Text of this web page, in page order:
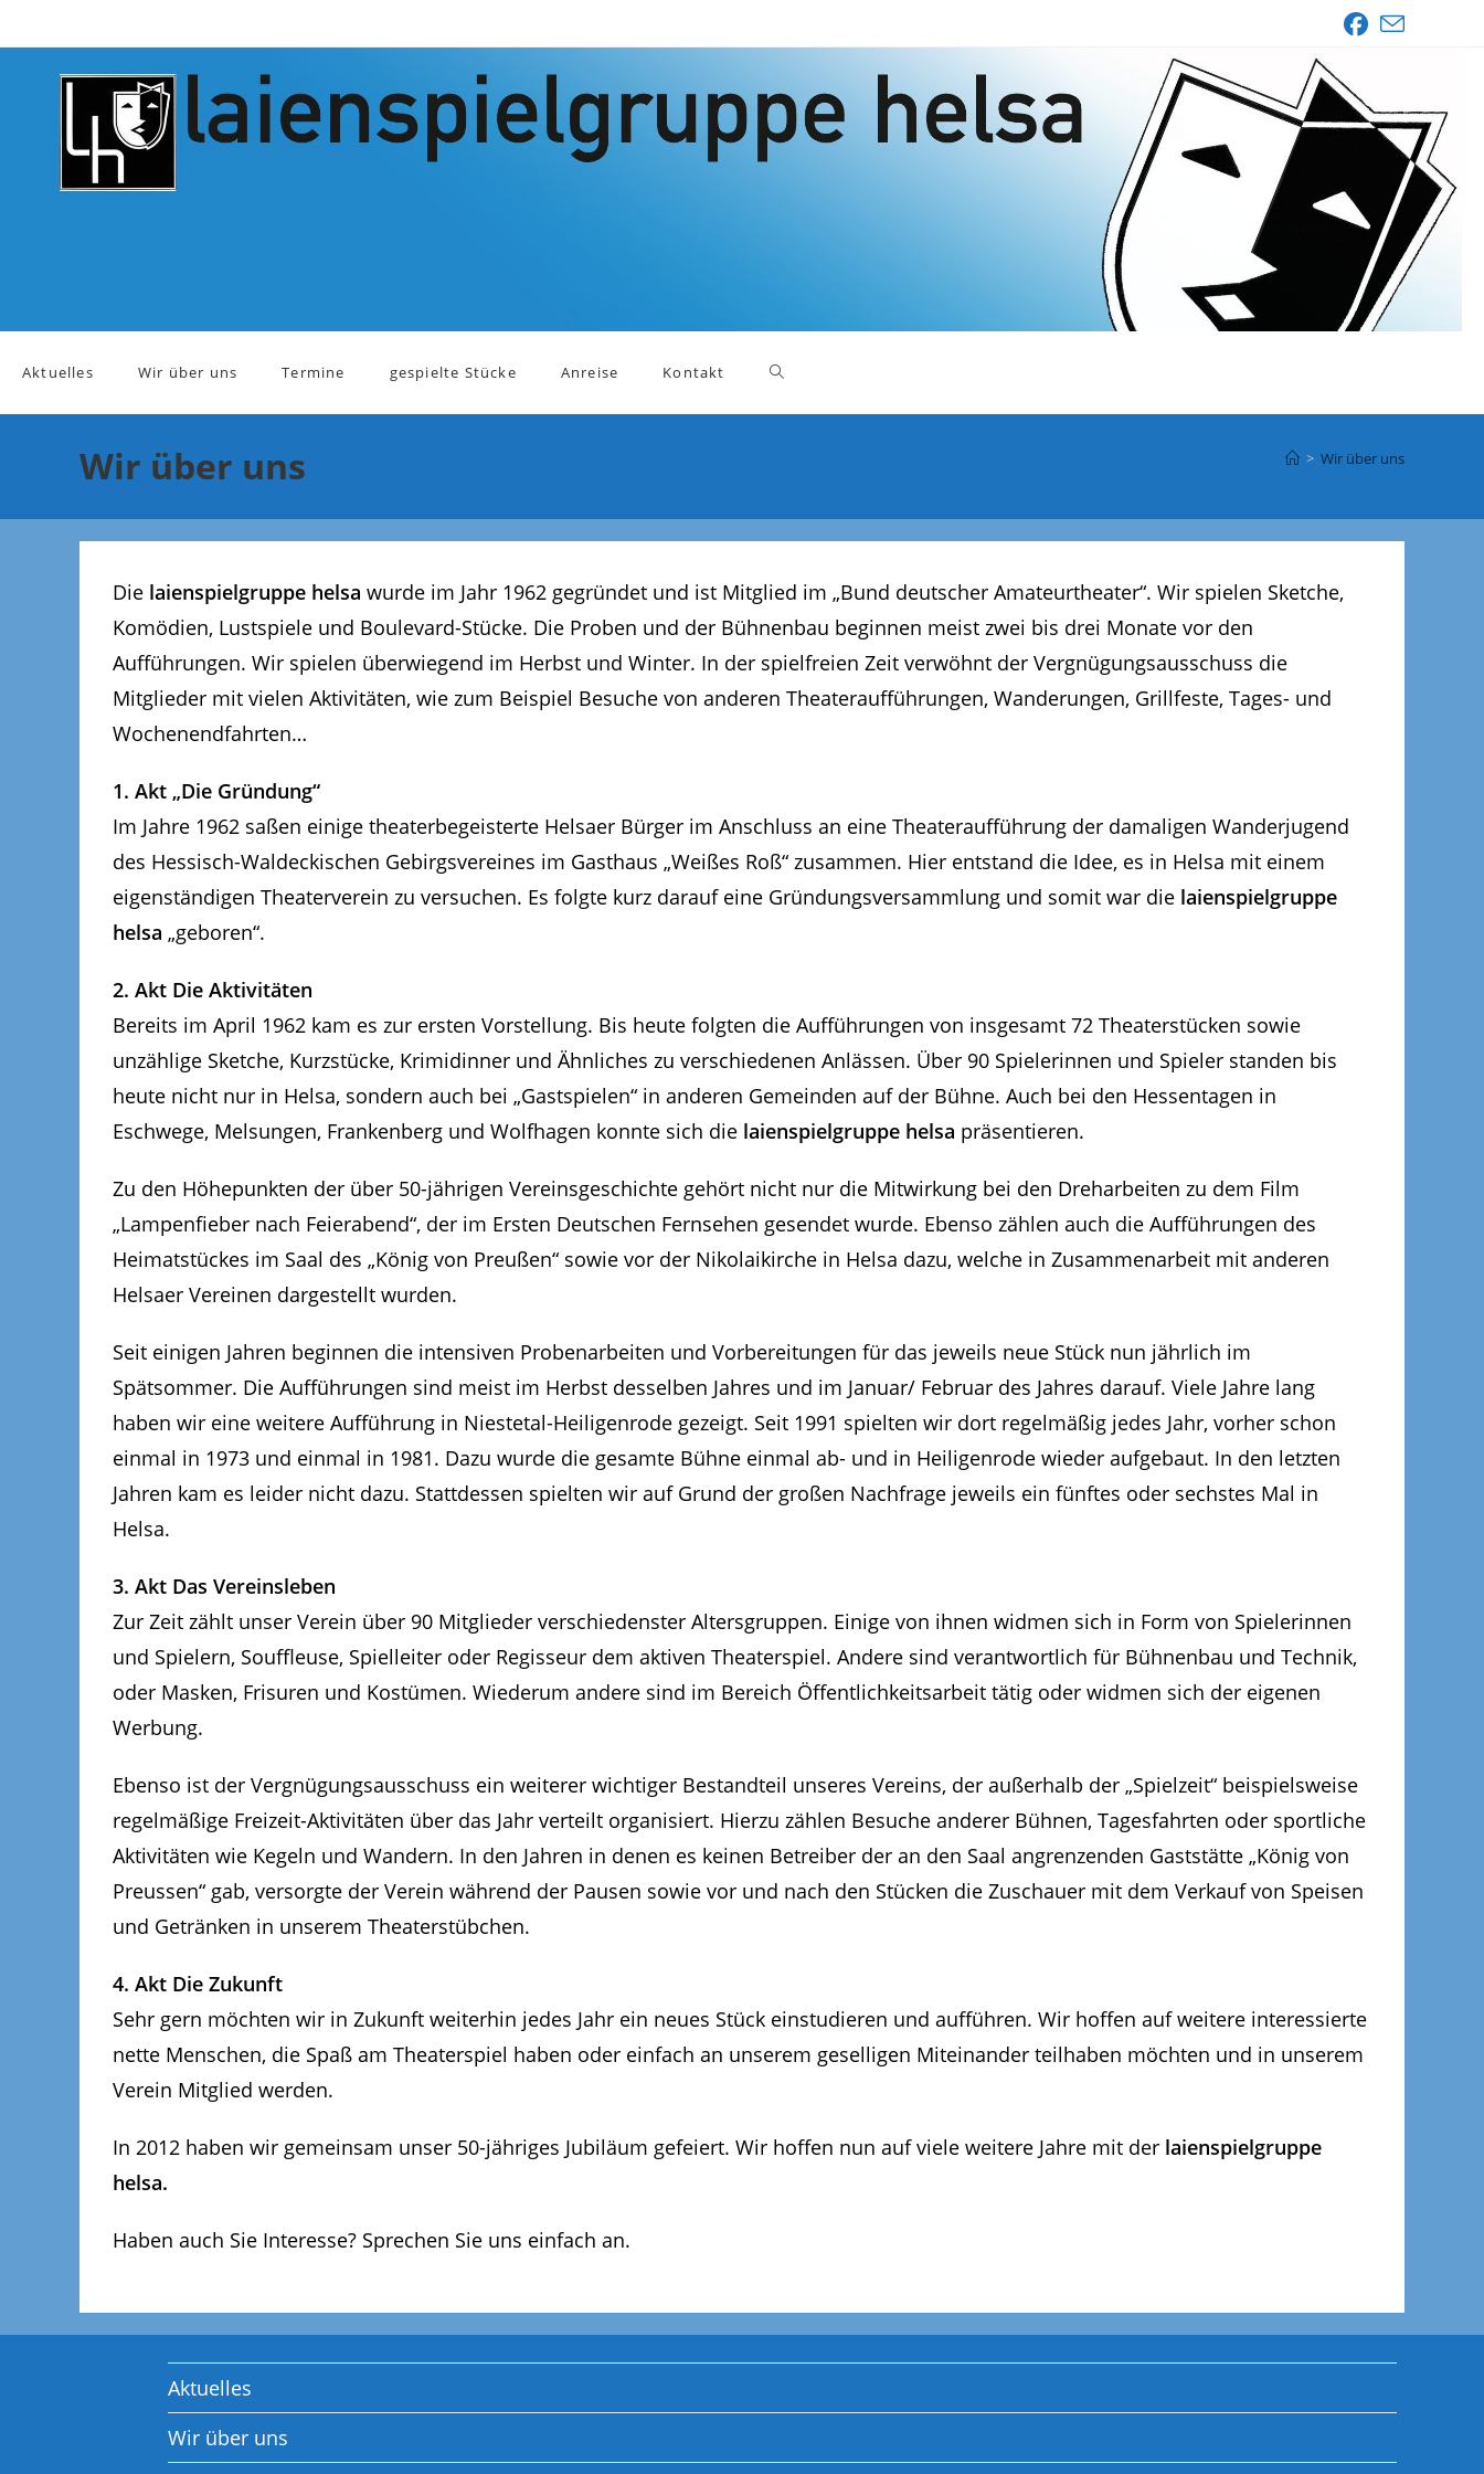
springen
Aktuelles Wir über uns Termine gespielte Stücke Anreise Kontakt Website-
Wir über uns > Wir über uns
Die laienspielgruppe helsa wurde im Jahr 1962 gegründet und ist Mitglied im „Bund deutscher Amateurtheater“. Wir spielen Sketche,
Komödien, Lustspiele und Boulevard-Stücke. Die Proben und der Bühnenbau beginnen meist zwei bis drei Monate vor den
Aufführungen. Wir spielen überwiegend im Herbst und Winter. In der spielfreien Zeit verwöhnt der Vergnügungsausschuss die
Mitglieder mit vielen Aktivitäten, wie zum Beispiel Besuche von anderen Theateraufführungen, Wanderungen, Grillfeste, Tages- und
Wochenendfahrten…
1. Akt „Die Gründung“
Im Jahre 1962 saßen einige theaterbegeisterte Helsaer Bürger im Anschluss an eine Theateraufführung der damaligen Wanderjugend
des Hessisch-Waldeckischen Gebirgsvereines im Gasthaus „Weißes Roß“ zusammen. Hier entstand die Idee, es in Helsa mit einem
eigenständigen Theaterverein zu versuchen. Es folgte kurz darauf eine Gründungsversammlung und somit war die laienspielgruppe
helsa „geboren“.
2. Akt Die Aktivitäten
Bereits im April 1962 kam es zur ersten Vorstellung. Bis heute folgten die Aufführungen von insgesamt 72 Theaterstücken sowie
unzählige Sketche, Kurzstücke, Krimidinner und Ähnliches zu verschiedenen Anlässen. Über 90 Spielerinnen und Spieler standen bis
heute nicht nur in Helsa, sondern auch bei „Gastspielen“ in anderen Gemeinden auf der Bühne. Auch bei den Hessentagen in
Eschwege, Melsungen, Frankenberg und Wolfhagen konnte sich die laienspielgruppe helsa präsentieren.
Zu den Höhepunkten der über 50-jährigen Vereinsgeschichte gehört nicht nur die Mitwirkung bei den Dreharbeiten zu dem Film
„Lampenfieber nach Feierabend“, der im Ersten Deutschen Fernsehen gesendet wurde. Ebenso zählen auch die Aufführungen des
Heimatstückes im Saal des „König von Preußen“ sowie vor der Nikolaikirche in Helsa dazu, welche in Zusammenarbeit mit anderen
Helsaer Vereinen dargestellt wurden.
Seit einigen Jahren beginnen die intensiven Probenarbeiten und Vorbereitungen für das jeweils neue Stück nun jährlich im
Spätsommer. Die Aufführungen sind meist im Herbst desselben Jahres und im Januar/ Februar des Jahres darauf. Viele Jahre lang
haben wir eine weitere Aufführung in Niestetal-Heiligenrode gezeigt. Seit 1991 spielten wir dort regelmäßig jedes Jahr, vorher schon
einmal in 1973 und einmal in 1981. Dazu wurde die gesamte Bühne einmal ab- und in Heiligenrode wieder aufgebaut. In den letzten
Jahren kam es leider nicht dazu. Stattdessen spielten wir auf Grund der großen Nachfrage jeweils ein fünftes oder sechstes Mal in
Helsa.
3. Akt Das Vereinsleben
Zur Zeit zählt unser Verein über 90 Mitglieder verschiedenster Altersgruppen. Einige von ihnen widmen sich in Form von Spielerinnen
und Spielern, Souffleuse, Spielleiter oder Regisseur dem aktiven Theaterspiel. Andere sind verantwortlich für Bühnenbau und Technik,
oder Masken, Frisuren und Kostümen. Wiederum andere sind im Bereich Öffentlichkeitsarbeit tätig oder widmen sich der eigenen
Werbung.
Ebenso ist der Vergnügungsausschuss ein weiterer wichtiger Bestandteil unseres Vereins, der außerhalb der „Spielzeit“ beispielsweise
regelmäßige Freizeit-Aktivitäten über das Jahr verteilt organisiert. Hierzu zählen Besuche anderer Bühnen, Tagesfahrten oder sportliche
Aktivitäten wie Kegeln und Wandern. In den Jahren in denen es keinen Betreiber der an den Saal angrenzenden Gaststätte „König von
Preussen“ gab, versorgte der Verein während der Pausen sowie vor und nach den Stücken die Zuschauer mit dem Verkauf von Speisen
und Getränken in unserem Theaterstübchen.
4. Akt Die Zukunft
Sehr gern möchten wir in Zukunft weiterhin jedes Jahr ein neues Stück einstudieren und aufführen. Wir hoffen auf weitere interessierte
nette Menschen, die Spaß am Theaterspiel haben oder einfach an unserem geselligen Miteinander teilhaben möchten und in unserem
Verein Mitglied werden.
In 2012 haben wir gemeinsam unser 50-jähriges Jubiläum gefeiert. Wir hoffen nun auf viele weitere Jahre mit der laienspielgruppe
helsa.
Haben auch Sie Interesse? Sprechen Sie uns einfach an.
Aktuelles
Wir über uns